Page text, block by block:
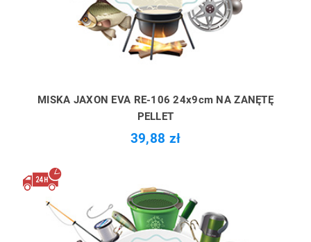
MISKA JAXON EVA RE-106 24x9cm NA ZANĘTĘ
PELLET
39,88 zł